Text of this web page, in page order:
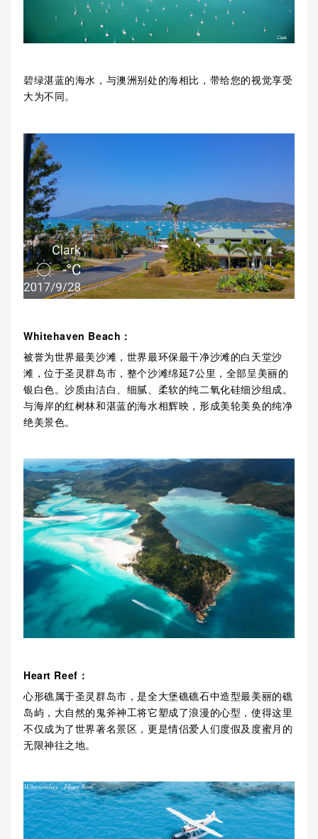
碧绿湛蓝的海水，与澳洲别处的海相比，带给您的视觉享受
大为不同。
Whitehaven Beach：
被誉为世界最美沙滩，世界最环保最干净沙滩的白天堂沙
滩，位于圣灵群岛市，整个沙滩绵延7公里，全部呈美丽的
银白色。沙质由洁白、细腻、柔软的纯二氧化硅细沙组成。
与海岸的红树林和湛蓝的海水相辉映，形成美轮美奂的纯净
绝美景色。
Heart Reef：
心形礁属于圣灵群岛市，是全大堡礁礁石中造型最美丽的礁
岛屿，大自然的鬼斧神工将它塑成了浪漫的心型，使得这里
不仅成为了世界著名景区，更是情侣爱人们度假及度蜜月的
无限神往之地。